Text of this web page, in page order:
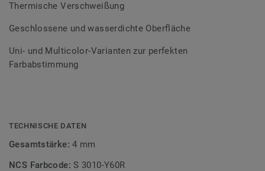
Thermische Verschweißung
Geschlossene und wasserdichte Oberfläche
Uni- und Multicolor-Varianten zur perfekten
Farbabstimmung
TECHNISCHE DATEN
Gesamtstärke:4 mm
NCS Farbcode:S 3010-Y60R